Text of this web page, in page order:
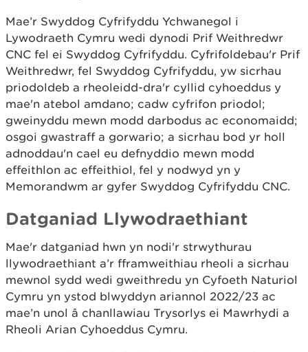
Mae’r Swyddog Cyfrifyddu Ychwanegol i
Lywodraeth Cymru wedi dynodi Prif Weithredwr
CNC fel ei Swyddog Cyfrifyddu. Cyfrifoldebau'r Prif
Weithredwr, fel Swyddog Cyfrifyddu, yw sicrhau
priodoldeb a rheoleidd-dra'r cyllid cyhoeddus y
mae'n atebol amdano; cadw cyfrifon priodol;
gweinyddu mewn modd darbodus ac economaidd;
osgoi gwastraff a gorwario; a sicrhau bod yr holl
adnoddau'n cael eu defnyddio mewn modd
effeithlon ac effeithiol, fel y nodwyd yn y
Memorandwm ar gyfer Swyddog Cyfrifyddu CNC.
Datganiad Llywodraethiant
Mae'r datganiad hwn yn nodi'r strwythurau
llywodraethiant a’r fframweithiau rheoli a sicrhau
mewnol sydd wedi gweithredu yn Cyfoeth Naturiol
Cymru yn ystod blwyddyn ariannol 2022/23 ac
mae’n unol â chanllawiau Trysorlys ei Mawrhydi a
Rheoli Arian Cyhoeddus Cymru.